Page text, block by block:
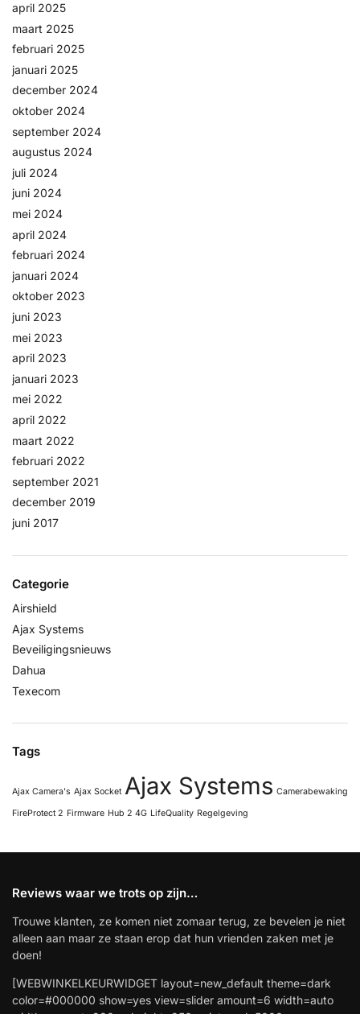
april 2025
maart 2025
februari 2025
januari 2025
december 2024
oktober 2024
september 2024
augustus 2024
juli 2024
juni 2024
mei 2024
april 2024
februari 2024
januari 2024
oktober 2023
juni 2023
mei 2023
april 2023
januari 2023
mei 2022
april 2022
maart 2022
februari 2022
september 2021
december 2019
juni 2017
Categorie
Airshield
Ajax Systems
Beveiligingsnieuws
Dahua
Texecom
Tags
Ajax Camera's Ajax Socket Ajax Systems Camerabewaking
FireProtect 2 Firmware Hub 2 4G LifeQuality Regelgeving
Reviews waar we trots op zijn…
Trouwe klanten, ze komen niet zomaar terug, ze bevelen je niet
alleen aan maar ze staan erop dat hun vrienden zaken met je
doen!
[WEBWINKELKEURWIDGET layout=new_default theme=dark
color=#000000 show=yes view=slider amount=6 width=auto